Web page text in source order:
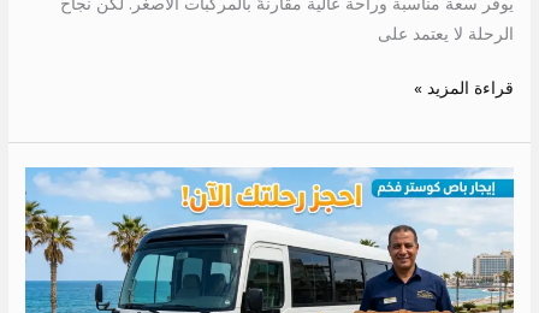
الرحلة لا يعتمد على
قراءة المزيد »
ايجار
تويوتا
كوستر
الى
سوماباي